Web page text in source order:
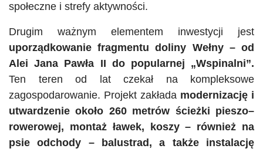
społeczne i strefy aktywności.
Drugim ważnym elementem inwestycji jest
uporządkowanie fragmentu doliny Wełny – od
Alei Jana Pawła II do popularnej „Wspinalni”.
Ten teren od lat czekał na kompleksowe
zagospodarowanie. Projekt zakłada modernizację i
utwardzenie około 260 metrów ścieżki pieszo–
rowerowej, montaż ławek, koszy – również na
psie odchody – balustrad, a także instalację